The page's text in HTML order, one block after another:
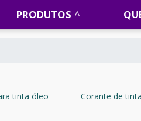
PRODUTOS
tinta óleo Corante de tinta